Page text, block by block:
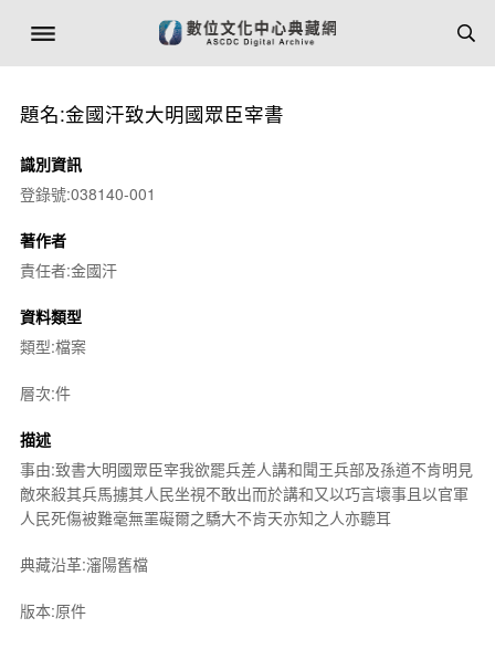
題名:金國汗致大明國眾臣宰書
識別資訊
登錄號:038140-001
著作者
責任者:金國汗
資料類型
類型:檔案
層次:件
描述
事由:致書大明國眾臣宰我欲罷兵差人講和聞王兵部及孫道不肯明見
敵來殺其兵馬擄其人民坐視不敢出而於講和又以巧言壞事且以官軍
人民死傷被難毫無罣礙爾之驕大不肯天亦知之人亦聽耳
典藏沿革:瀋陽舊檔
版本:原件